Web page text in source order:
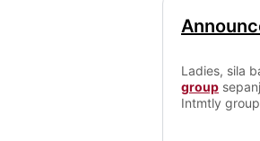
Ladies, sila
group
Intmtly